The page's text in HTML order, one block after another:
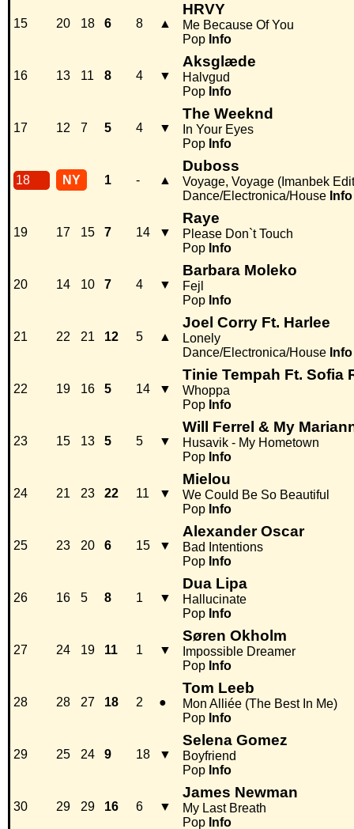
15 20 18 6 8 ▲
HRVY
Me Because Of You
Pop Info
16 13 11 8 4 ▼
Aksglæde
Halvgud
Pop Info
17 12 7 5 4 ▼
The Weeknd
In Your Eyes
Pop Info
18 NY 1 - ▲
Duboss
Voyage, Voyage (Imanbek
Dance/Electronica/House Info
19 17 15 7 14 ▼
Raye
Please Don`t Touch
Pop Info
20 14 10 7 4 ▼
Barbara Moleko
Fejl
Pop Info
21 22 21 12 5 ▲
Joel Corry Ft. Harlee
Lonely
Dance/Electronica/House Info
22 19 16 5 14 ▼
Tinie Tempah Ft. Sofia
Whoppa
Pop Info
23 15 13 5 5 ▼
Will Ferrel & My
Husavik - My Hometown
Pop Info
24 21 23 22 11 ▼
Mielou
We Could Be So Beautiful
Pop Info
25 23 20 6 15 ▼
Alexander Oscar
Bad Intentions
Pop Info
26 16 5 8 1 ▼
Dua Lipa
Hallucinate
Pop Info
27 24 19 11 1 ▼
Søren Okholm
Impossible Dreamer
Pop Info
28 28 27 18 2 ●
Tom Leeb
Mon Alliée (The Best In Me)
Pop Info
29 25 24 9 18 ▼
Selena Gomez
Boyfriend
Pop Info
30 29 29 16 6 ▼
James Newman
My Last Breath
Pop Info